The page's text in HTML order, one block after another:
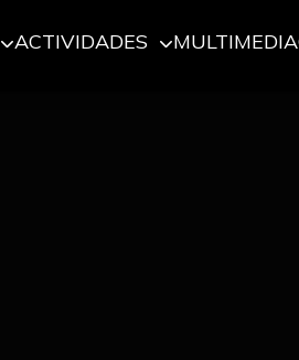
ACTIVIDADES MULTIMEDIA